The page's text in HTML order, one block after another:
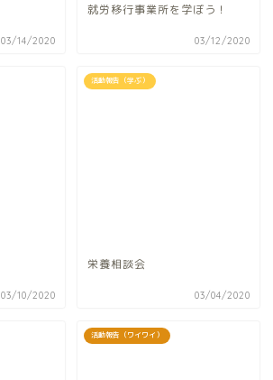
03/14/2020
就労移行事業所を学ぼう！
03/12/2020
03/10/2020
活動報告（学ぶ）
栄養相談会
03/04/2020
活動報告（ワイワイ）